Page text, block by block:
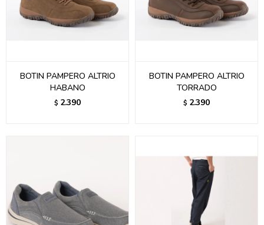
BOTIN PAMPERO ALTRIO
HABANO
$ 2.390
BOTIN PAMPERO ALTRIO
TORRADO
$ 2.390